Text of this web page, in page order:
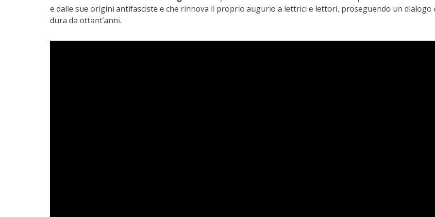
e dalle sue origini antifasciste e che rinnova il proprio augurio a lettrici e lettori, proseguendo un dialogo
dura da ottant’anni.